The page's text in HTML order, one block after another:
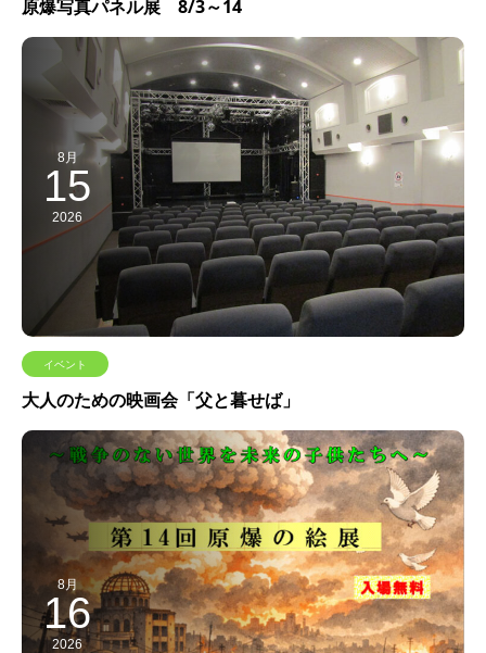
原爆写真パネル展 8/3～14
8月
15
2026
イベント
大人のための映画会「父と暮せば」
8月
16
2026